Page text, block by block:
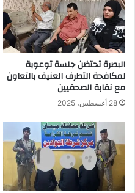
البصرة تحتضن جلسة توعوية
لمكافحة التطرف العنيف بالتعاون
مع نقابة الصحفيين
28 أغسطس، 2025